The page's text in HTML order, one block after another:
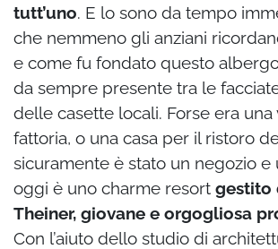
tutt’uno. E lo sono da tempo
che nemmeno gli anziani
e come fu fondato questo
da sempre presente tra le
delle casette locali. Forse era una
fattoria, o una casa per il ristoro
sicuramente è stato un negozio e
oggi è uno charme resort gestito
Theiner, giovane e orgogliosa
Con l’aiuto dello studio di